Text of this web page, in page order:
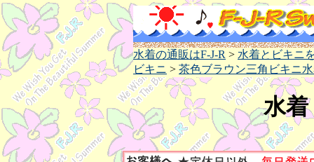
水着の通販はF-J-R > 水着とビキニ
ビキニ > 茶色ブラウン三角ビキニ
水